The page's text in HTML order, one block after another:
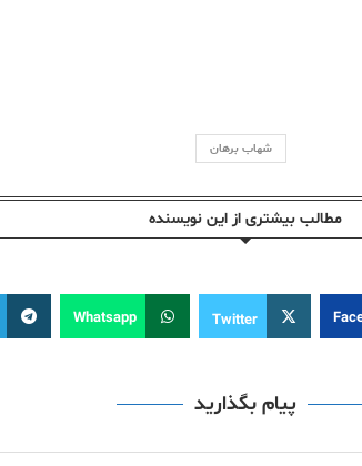
شهاب برهان
مطالب بیشتری از این نویسندە
Twitter
Whatsapp
پیام بگذارید